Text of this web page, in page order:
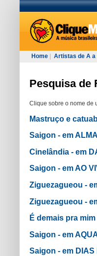
Home Artistas de A a
Pesquisa de
Clique sobre o nome de
Mastruço e
Saigon - em
Cinelândia - em
Saigon - em AO
Ziguezagueou -
Ziguezagueou -
É demais pra
Saigon - em
Saigon - em DIAS